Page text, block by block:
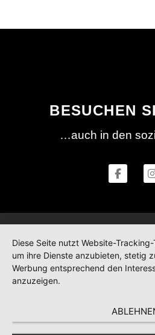
BESUCHEN
…auch in den
Diese Seite nutzt Website-
um ihre Dienste anzubieten, stetig
Werbung entsprechend den
anzuzeigen.